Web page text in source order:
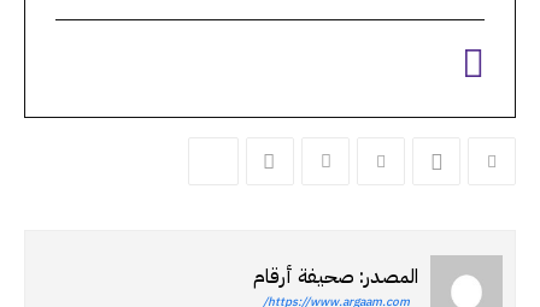
المصدر: صحيفة أرقام
https://www.argaam.com/